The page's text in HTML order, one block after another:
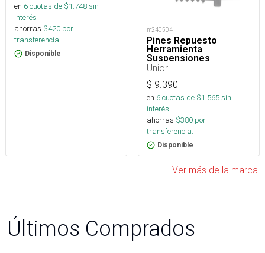
en 6cuotas de $1.748sin
interés
ahorras $420 por
transferencia.
Disponible
m240504
Pines Repuesto
Herramienta
Suspensiones
Unior
$ 9.390
en 6cuotas de $1.565sin
interés
ahorras $380 por
transferencia.
Disponible
Ver más de la marca
Últimos Comprados